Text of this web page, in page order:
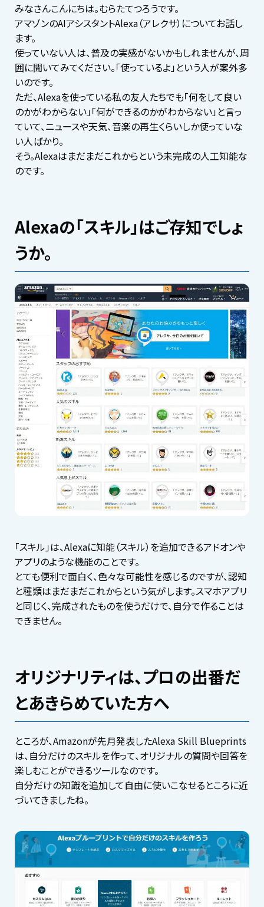
みなさんこんにちは。むらたてつろうです。
アマゾンのAIアシスタントAlexa（アレクサ）についてお話し
ます。
使っていない人は、普及の実感がないかもしれませんが、周
囲に聞いてみてください。「使っているよ」という人が案外多
いのです。
ただ、Alexaを使っている私の友人たちでも「何をして良い
のかがわからない」「何ができるのかがわからない」と言っ
ていて、ニュースや天気、音楽の再生くらいしか使っていな
い人ばかり。
そう。Alexaはまだまだこれからという未完成の人工知能な
のです。
Alexaの「スキル」はご存知でしょ
うか。
「スキル」は、Alexaに知能（スキル）を追加できるアドオンや
アプリのような機能のことです。
とても便利で面白く、色々な可能性を感じるのですが、認知
と種類はまだまだこれからという気がします。スマホアプリ
と同じく、完成されたものを使うだけで、自分で作ることは
できません。
オリジナリティは、プロの出番だ
とあきらめていた方へ
ところが、Amazonが先月発表したAlexa Skill Blueprints
は、自分だけのスキルを作って、オリジナルの質問や回答を
楽しむことができるツールなのです。
自分だけの知識を追加して自由に使いこなせるところに近
づいてきましたね。